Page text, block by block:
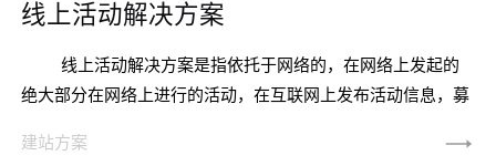
线上活动解决方案
线上活动解决方案是指依托于网络的，在网络上发起的
绝大部分在网络上进行的活动，在互联网上发布活动信息，募
为两个大类，创意案和执行案。两者既有联系又有较大的区
建站方案